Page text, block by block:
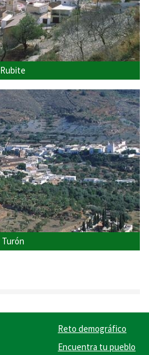
Rubite
Turón
Reto demográfico
Encuentra tu pueblo